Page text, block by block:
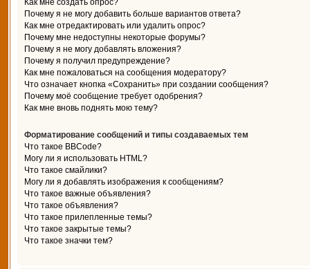
Как мне создать опрос?
Почему я не могу добавить больше вариантов ответа?
Как мне отредактировать или удалить опрос?
Почему мне недоступны некоторые форумы?
Почему я не могу добавлять вложения?
Почему я получил предупреждение?
Как мне пожаловаться на сообщения модератору?
Что означает кнопка «Сохранить» при создании сообщения?
Почему моё сообщение требует одобрения?
Как мне вновь поднять мою тему?
Форматирование сообщений и типы создаваемых тем
Что такое BBCode?
Могу ли я использовать HTML?
Что такое смайлики?
Могу ли я добавлять изображения к сообщениям?
Что такое важные объявления?
Что такое объявления?
Что такое прилепленные темы?
Что такое закрытые темы?
Что такое значки тем?